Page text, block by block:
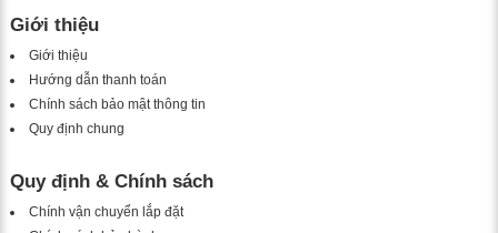
Giới thiệu
Giới thiệu
Hướng dẫn thanh toán
Chính sách bảo mật thông tin
Quy định chung
Quy định & Chính sách
Chính vận chuyển lắp đặt